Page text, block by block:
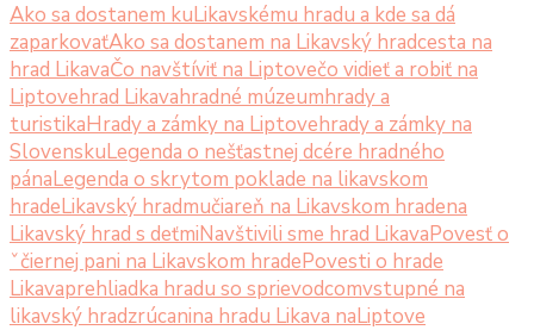
Ako sa dostanem kuLikavskému hradu a kde sa dá
zaparkovaťAko sa dostanem na Likavský hradcesta na
hrad LikavaČo navštíviť na Liptovečo vidieť a robiť na
Liptovehrad Likavahradné múzeumhrady a
turistikaHrady a zámky na Liptovehrady a zámky na
SlovenskuLegenda o nešťastnej dcére hradného
pánaLegenda o skrytom poklade na likavskom
hradeLikavský hradmučiareň na Likavskom hradena
Likavský hrad s deťmiNavštivili sme hrad LikavaPovesť o
ˇčiernej pani na Likavskom hradePovesti o hrade
Likavaprehliadka hradu so sprievodcomvstupné na
likavský hradzrúcanina hradu Likava naLiptove